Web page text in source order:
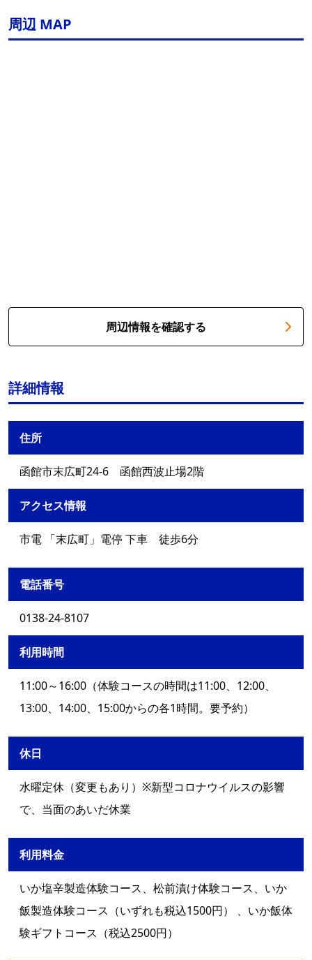
周辺 MAP
周辺情報を確認する
詳細情報
住所
函館市末広町24-6 函館西波止場2階
アクセス情報
市電 「末広町」電停 下車 徒歩6分
電話番号
0138-24-8107
利用時間
11:00～16:00（体験コースの時間は11:00、12:00、
13:00、14:00、15:00からの各1時間。要予約）
休日
水曜定休（変更もあり）※新型コロナウイルスの影響
で、当面のあいだ休業
利用料金
いか塩辛製造体験コース、松前漬け体験コース、いか
飯製造体験コース（いずれも税込1500円） 、いか飯体
験ギフトコース（税込2500円）